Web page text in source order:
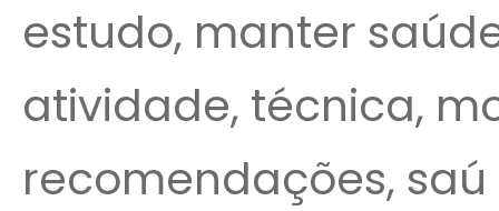
estudo, manter
atividade, técnica,
recomendações, saú